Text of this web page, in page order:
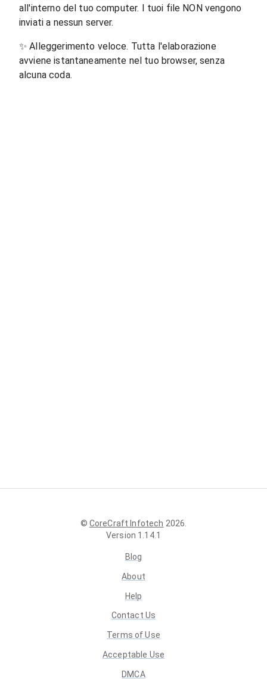
all'interno del tuo computer. I tuoi file NON vengono
inviati a nessun server.
✨Alleggerimento veloce. Tutta l'elaborazione
avviene istantaneamente nel tuo browser, senza
alcuna coda.
© CoreCraft Infotech 2026
Version 1.14.1
Blog
About
Help
Contact Us
Terms of Use
Acceptable Use
DMCA